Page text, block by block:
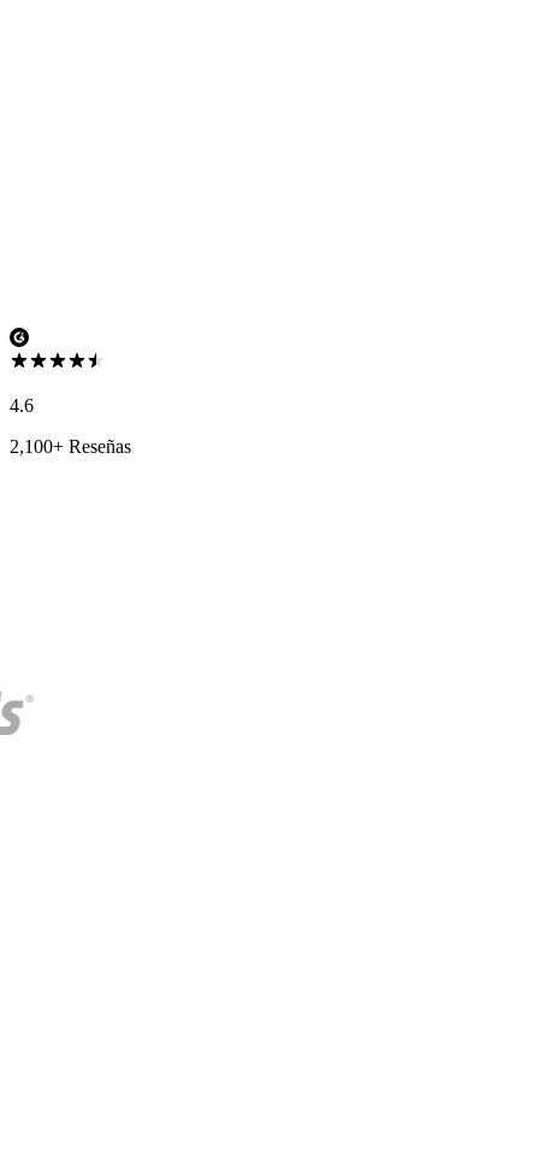
4.6
2,100+ Reseñas